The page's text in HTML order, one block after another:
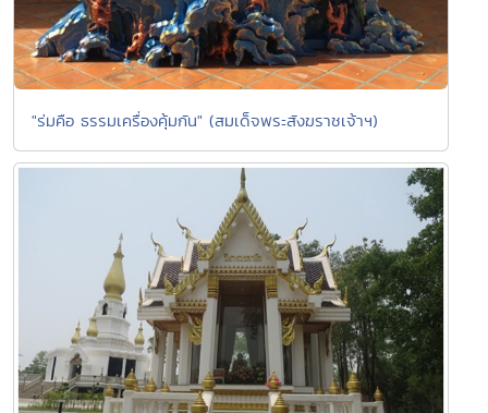
"ร่มคือ ธรรมเครื่องคุ้มกัน" (สมเด็จพระสังฆราชเจ้าฯ)